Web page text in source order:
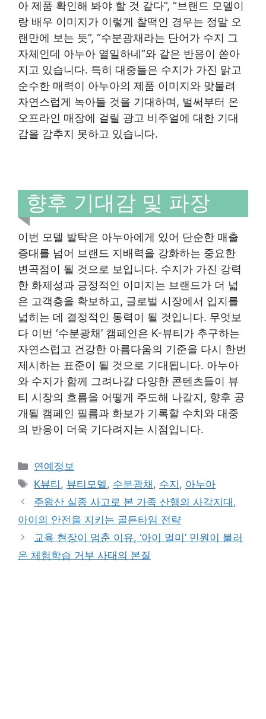
아 제품 확인해 봐야 할 것 같다”, “브랜드 모델이
랑 배우 이미지가 이렇게 찰떡인 경우는 정말 오
랜만에 보는 듯”, “수분광채라는 단어가 수지 그
자체인데 아누아 열일하네”와 같은 반응이 쏟아
지고 있습니다. 특히 대중들은 수지가 가진 맑고
순수한 매력이 아누아의 제품 이미지와 맞물려
자연스럽게 녹아들 것을 기대하며, 벌써부터 온
오프라인 매장에 걸릴 광고 비주얼에 대한 기대
감을 감추지 못하고 있습니다.
향후 기대감 및 파장
이번 모델 발탁은 아누아에게 있어 단순한 매출
증대를 넘어 브랜드 지배력을 강화하는 중요한
변곡점이 될 것으로 보입니다. 수지가 가진 강력
한 화제성과 긍정적인 이미지는 브랜드가 더 넓
은 고객층을 확보하고, 글로벌 시장에서 입지를
넓히는 데 결정적인 동력이 될 것입니다. 무엇보
다 이번 ‘수분광채’ 캠페인은 K-뷰티가 추구하는
자연스럽고 건강한 아름다움의 기준을 다시 한번
제시하는 표준이 될 것으로 기대됩니다. 아누아
와 수지가 함께 그려나갈 다양한 콘텐츠들이 뷰
티 시장의 흐름을 어떻게 주도해 나갈지, 향후 공
개될 캠페인 필름과 화보가 기록할 수치와 대중
의 반응이 더욱 기다려지는 시점입니다.
Categories
연예정보
Tags
K뷰티 , 뷰티모델 , 수분광채 , 수지 , 아누아
주왕산 실종 사고로 본 가족 산행의 사각지대,
아이의 안전을 지키는 골든타임 전략
교육 현장이 멈춘 이유, ‘아이 멀미’ 민원이 불러
온 체험학습 거부 사태의 본질